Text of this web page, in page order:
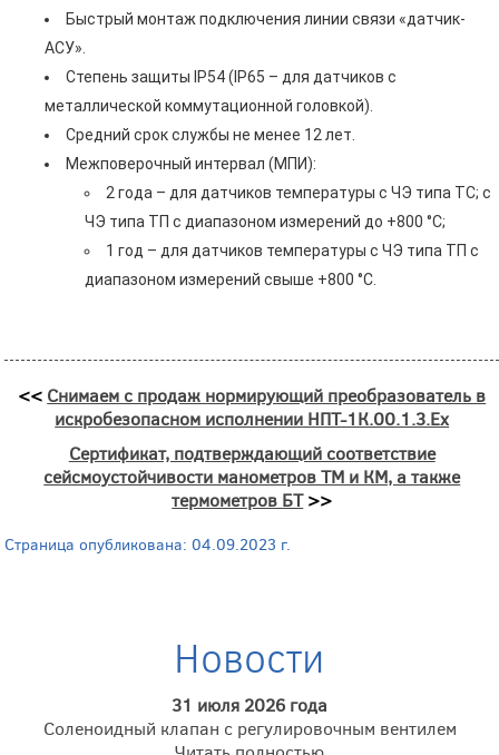
Быстрый монтаж подключения линии связи «датчик-
АСУ».
Степень защиты IP54 (IP65 – для датчиков с
металлической коммутационной головкой).
Средний срок службы не менее 12 лет.
Межповерочный интервал (МПИ):
2 года – для датчиков температуры с ЧЭ типа ТС; c
ЧЭ типа ТП с диапазоном измерений до +800 °C;
1 год – для датчиков температуры с ЧЭ типа ТП с
диапазоном измерений свыше +800 °C.
<< Снимаем с продаж нормирующий преобразователь в
искробезопасном исполнении НПТ-1К.00.1.3.Ех
Сертификат, подтверждающий соответствие
сейсмоустойчивости манометров ТМ и КМ, а также
термометров БТ>>
Страница опубликована: 04.09.2023 г.
Новости
31 июля 2026 года
Соленоидный клапан с регулировочным вентилем